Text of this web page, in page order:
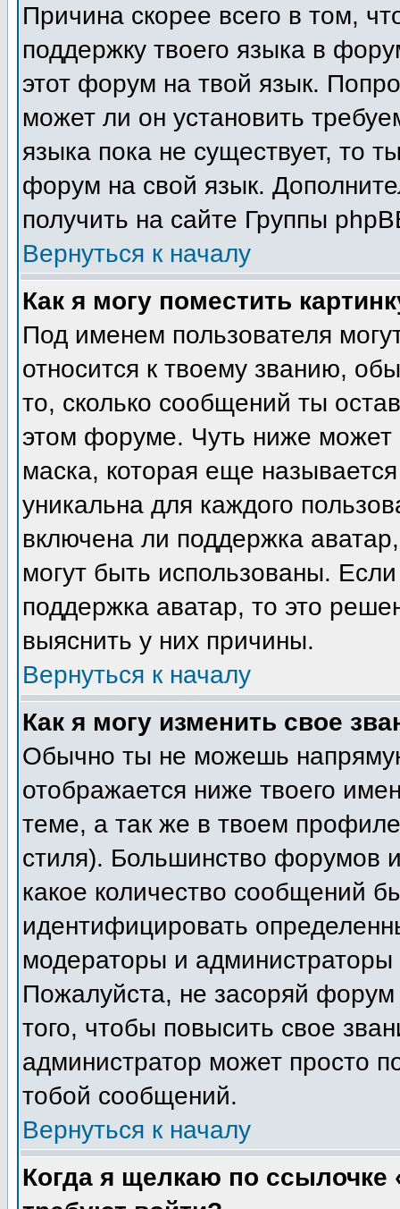
Причина скорее всего в том,
поддержку твоего языка в
этот форум на твой язык.
может ли он установить
языка пока не существует, то
форум на свой язык.
получить на сайте Группы
Вернуться к началу
Как я могу поместить
Под именем пользователя
относится к твоему званию,
то, сколько сообщений ты
этом форуме. Чуть ниже может
маска, которая еще
уникальна для каждого
включена ли поддержка
могут быть использованы.
поддержка аватар, то это
выяснить у них причины.
Вернуться к началу
Как я могу изменить свое
Обычно ты не можешь
отображается ниже твоего
теме, а так же в твоем
стиля). Большинство форумов
какое количество сообщений
идентифицировать
модераторы и
Пожалуйста, не засоряй
того, чтобы повысить свое
администратор может просто
тобой сообщений.
Вернуться к началу
Когда я щелкаю по ссылочке